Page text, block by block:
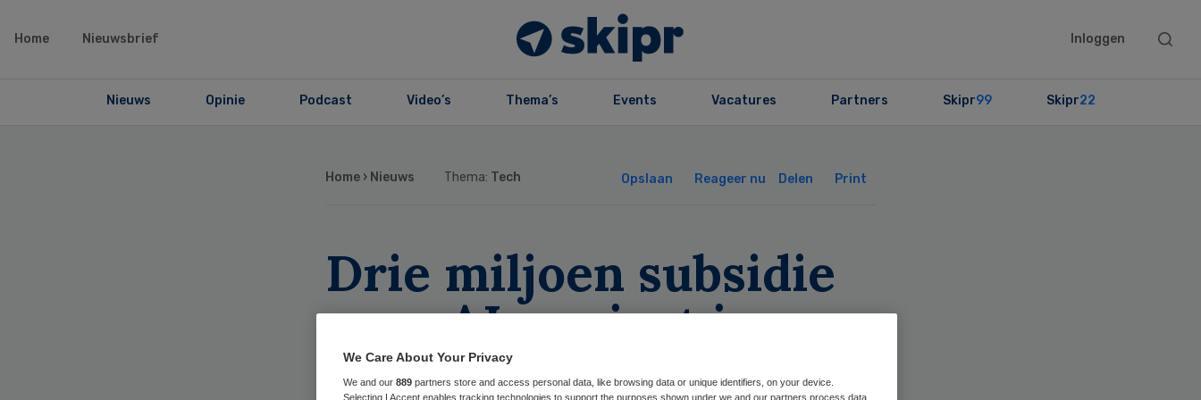
Home Nieuwsbrief Inloggen
Search
Nieuws Opinie Podcast Video’s Thema’s Events Vacatures Partners Skipr99 Skipr22
Home › Nieuws Thema: Tech Opslaan Reageer nu Delen Print
Drie miljoen subsidie
voor AI-project in
ouderenzorg
We Care About Your Privacy
We and our 889 partners store and access personal data, like browsing data or unique identifiers, on your device.
Selecting I Accept enables tracking technologies to support the purposes shown under we and our partners process data